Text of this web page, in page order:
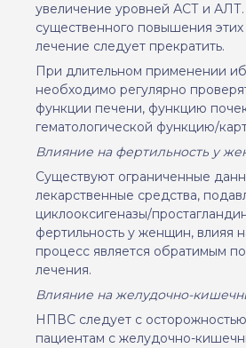
увеличение уровней АСТ и АЛТ.
существенного повышения этих
лечение следует прекратить.
При длительном применении
необходимо регулярно
функции печени, функцию
гематологической функцию/
Влияние на фертильность у
Существуют ограниченные
лекарственные средства,
циклооксигеназы/
фертильность у женщин, влияя
процесс является обратимым
лечения.
Влияние на желудочно-
НПВС следует с
пациентам с желудочно-